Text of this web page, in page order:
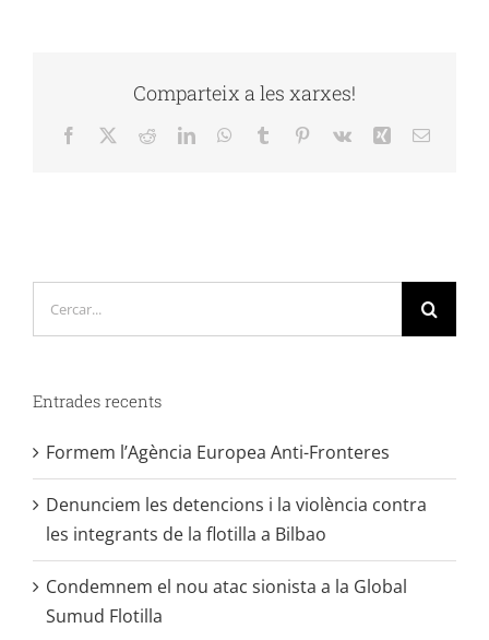
Comparteix a les xarxes!
Facebook RedditLinkedInWhatsApp
Tumblr Pinterest
Vk Xing Email:
Entrades recents
Formem l’Agència Europea Anti-Fronteres
Denunciem les detencions i la violència contra
les integrants de la flotilla a Bilbao
Condemnem el nou atac sionista a la Global
Sumud Flotilla